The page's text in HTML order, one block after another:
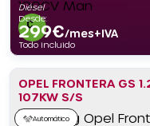
Diésel
Desde:
299€/mes+IVA
Todo incluido
OPEL FRONTERA GS
107KW S/S
Automático